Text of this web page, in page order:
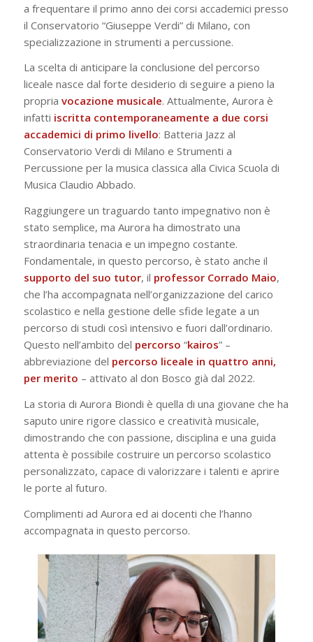
a frequentare il primo anno dei corsi accademici presso
il Conservatorio “Giuseppe Verdi” di Milano, con
specializzazione in strumenti a percussione.
La scelta di anticipare la conclusione del percorso
liceale nasce dal forte desiderio di seguire a pieno la
propria vocazione musicale. Attualmente, Aurora è
infatti iscritta contemporaneamente a due corsi
accademici di primo livello: Batteria Jazz al
Conservatorio Verdi di Milano e Strumenti a
Percussione per la musica classica alla Civica Scuola di
Musica Claudio Abbado.
Raggiungere un traguardo tanto impegnativo non è
stato semplice, ma Aurora ha dimostrato una
straordinaria tenacia e un impegno costante.
Fondamentale, in questo percorso, è stato anche il
supporto del suo tutor, il professor Corrado Maio,
che l’ha accompagnata nell’organizzazione del carico
scolastico e nella gestione delle sfide legate a un
percorso di studi così intensivo e fuori dall’ordinario.
Questo nell’ambito del percorso “kairos” –
abbreviazione del percorso liceale in quattro anni,
per merito – attivato al don Bosco già dal 2022.
La storia di Aurora Biondi è quella di una giovane che ha
saputo unire rigore classico e creatività musicale,
dimostrando che con passione, disciplina e una guida
attenta è possibile costruire un percorso scolastico
personalizzato, capace di valorizzare i talenti e aprire
le porte al futuro.
Complimenti ad Aurora ed ai docenti che l’hanno
accompagnata in questo percorso.